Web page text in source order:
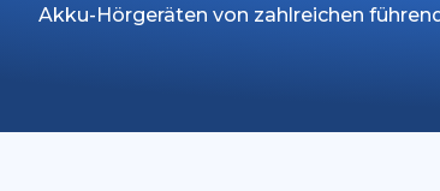
Akku-Hörgeräten von zahlreichen